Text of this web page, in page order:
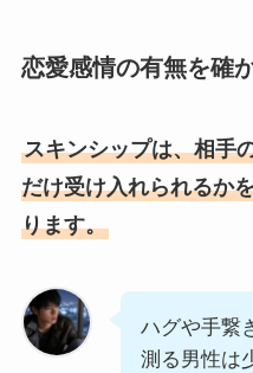
恋愛感情の有無を確
スキンシップは、相手
だけ受け入れられるか
ります。
ハグや手繋
測る男性は